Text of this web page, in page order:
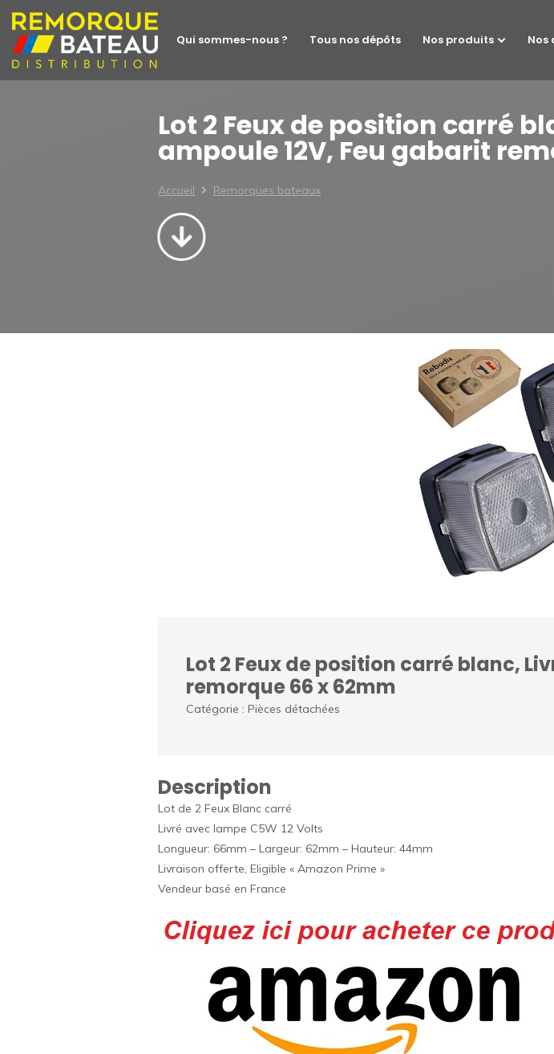
Qui sommes-nous ? Tous nos dépôts Nos produits Nos
Lot 2 Feux de position carré
ampoule 12V, Feu gabarit
Accueil Remorques bateaux
Lot 2 Feux de position carré blanc,
remorque 66 x 62mm
Catégorie : Pièces détachées
Description
Lot de 2 Feux Blanc carré
Livré avec lampe C5W 12 Volts
Longueur: 66mm – Largeur: 62mm – Hauteur: 44mm
Livraison offerte, Eligible « Amazon Prime »
Vendeur basé en France